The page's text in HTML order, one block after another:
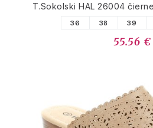
T.Sokolski HAL 26004
36 38 39
55.56 €